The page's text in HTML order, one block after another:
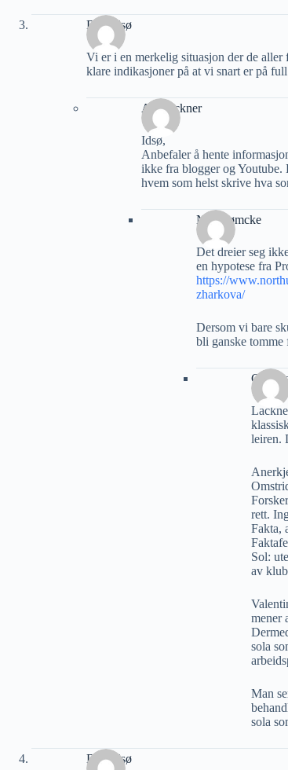
Dag Idsø
Vi er i en merkelig situasjon der de aller
klare indikasjoner på at vi snart er på
Alf Lackner
Idsø,
Anbefaler å hente
ikke fra blogger og
hvem som helst skrive hva
Nils Rømcke
Det dreier seg
en hypotese fra
https://
zharkova/
Dersom vi bare
bli ganske
Geir
leiren.
rett.
Fakta,
Sol:
av
mener
sola
Man
sola
Dag Idsø